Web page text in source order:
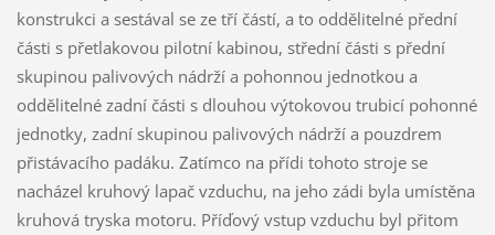
konstrukci a sestával se ze tří částí, a to oddělitelné přední
části s přetlakovou pilotní kabinou, střední části s přední
skupinou palivových nádrží a pohonnou jednotkou a
oddělitelné zadní části s dlouhou výtokovou trubicí pohonné
jednotky, zadní skupinou palivových nádrží a pouzdrem
přistávacího padáku. Zatímco na přídi tohoto stroje se
nacházel kruhový lapač vzduchu, na jeho zádi byla umístěna
kruhová tryska motoru. Příďový vstup vzduchu byl přitom